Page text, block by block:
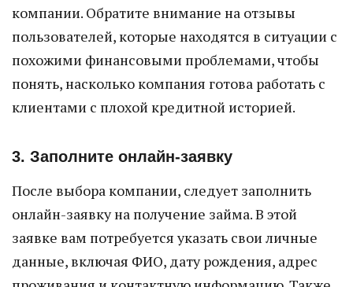
компании. Обратите внимание на отзывы
пользователей, которые находятся в ситуации с
похожими финансовыми проблемами, чтобы
понять, насколько компания готова работать с
клиентами с плохой кредитной историей.
3. Заполните онлайн-заявку
После выбора компании, следует заполнить
онлайн-заявку на получение займа. В этой
заявке вам потребуется указать свои личные
данные, включая ФИО, дату рождения, адрес